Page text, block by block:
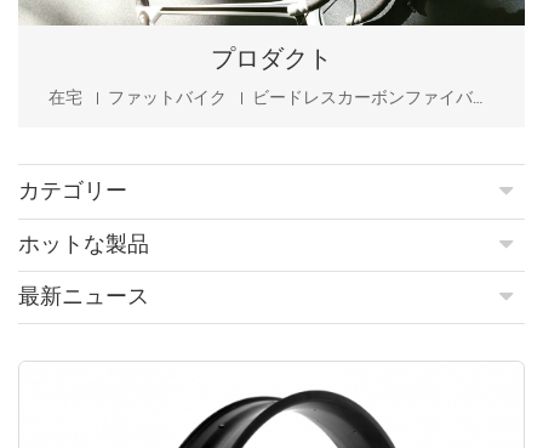
プロダクト
在宅 ファットバイク ビードレスカーボンファイバー幅85mm26erファットバイクリムチューブレス対応
カテゴリー
ホットな製品
最新ニュース